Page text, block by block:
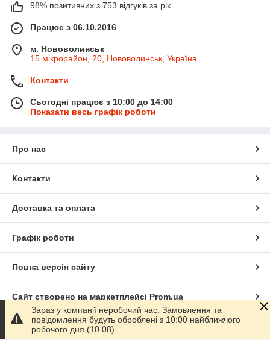
98% позитивних з 753 відгуків за рік
Працює з 06.10.2016
м. Нововолинськ
15 мікрорайон, 20, Нововолинськ, Україна
Контакти
Сьогодні працює з 10:00 до 14:00
Показати весь графік роботи
Про нас
Контакти
Доставка та оплата
Графік роботи
Повна версія сайту
Сайт створено на маркетплейсі Prom.ua
Політика конфіденційності
Зараз у компанії неробочий час. Замовлення та
повідомлення будуть оброблені з 10:00 найближчого
робочого дня (10.08).